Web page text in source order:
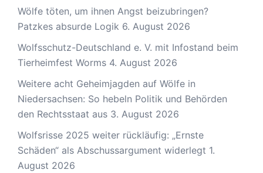
Wölfe töten, um ihnen Angst beizubringen?
Patzkes absurde Logik 6. August 2026
Wolfsschutz-Deutschland e. V. mit Infostand beim
Tierheimfest Worms 4. August 2026
Weitere acht Geheimjagden auf Wölfe in
Niedersachsen: So hebeln Politik und Behörden
den Rechtsstaat aus 3. August 2026
Wolfsrisse 2025 weiter rückläufig: „Ernste
Schäden“ als Abschussargument widerlegt 1.
August 2026